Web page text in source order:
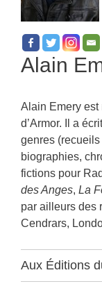
Alain
Alain Emery est
d’Armor. Il a
genres
biographies,
fictions pour
des Anges, La
par ailleurs des
Cendrars,
Aux Éditions